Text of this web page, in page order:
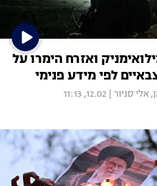
ואזרח הימרו על
לפי מידע פנימי
, אלי סניור 12.02, 11:13